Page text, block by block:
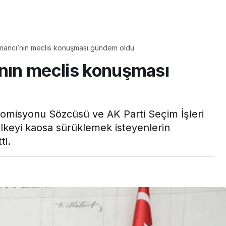
meclis konuşması gündem oldu
meclis konuşması
Sözcüsü ve AK Parti Seçim İşleri
kaosa sürüklemek isteyenlerin